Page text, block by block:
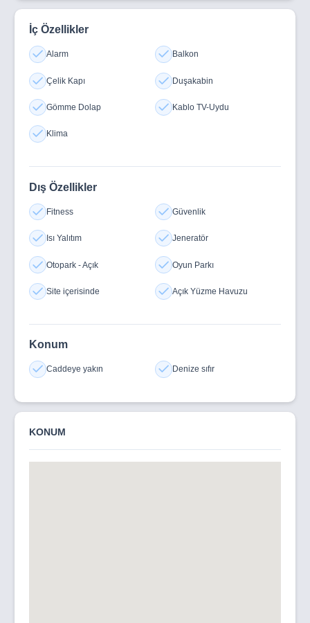
İç Özellikler
Alarm Balkon
Çelik Kapı Duşakabin
Gömme Dolap Kablo TV-Uydu
Klima
Dış Özellikler
Fitness Güvenlik
Isı Yalıtım Jeneratör
Otopark - Açık Oyun Parkı
Site içerisinde Açık Yüzme Havuzu
Konum
Caddeye yakın Denize sıfır
KONUM